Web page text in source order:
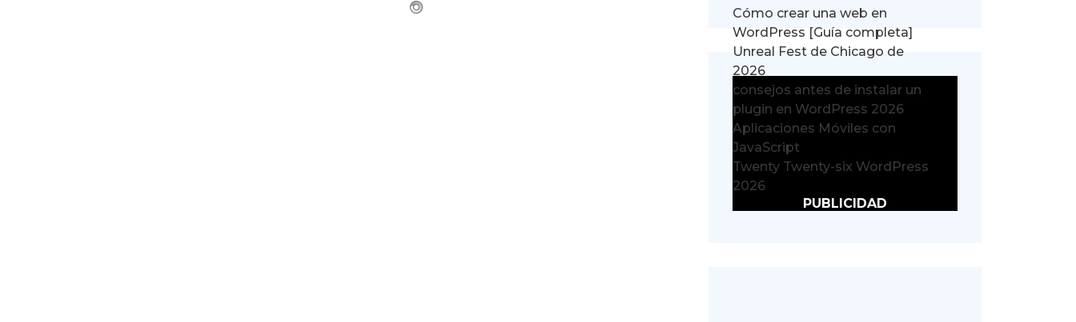
Cómo crear una web en
WordPress [Guía completa]
Unreal Fest de Chicago de
2026
consejos antes de instalar un
plugin en WordPress 2026
Aplicaciones Móviles con
JavaScript
Twenty Twenty-six WordPress
2026
PUBLICIDAD